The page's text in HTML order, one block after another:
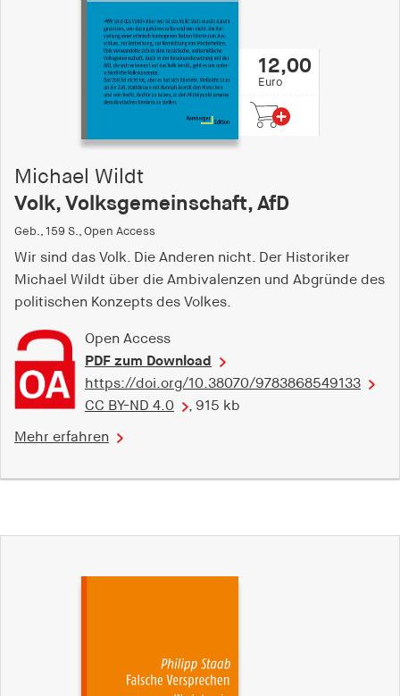
12,00
Euro
Michael Wildt
Volk, Volksgemeinschaft, AfD
Geb., 159 S., Open Access
Wir sind das Volk. Die Anderen nicht. Der Historiker
Michael Wildt über die Ambivalenzen und Abgründe des
politischen Konzepts des Volkes.
Open Access
PDF zum Download
https://doi.org/10.38070/9783868549133
CC BY-ND 4.0
, 915 kb
Mehr erfahren